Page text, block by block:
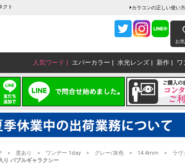
クト カラコンの正しい使い方
お
人気ワード エバーカラー 水光レンズ 新作 ワ
度あり ワンデー 1day グレー/灰色 14.4mm ラヴ
り バブルギャラクシー